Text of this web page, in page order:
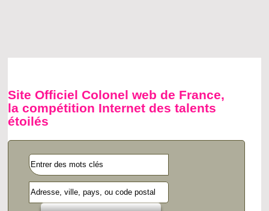
Site Officiel Colonel web de France,
la compétition Internet des talents
étoilés